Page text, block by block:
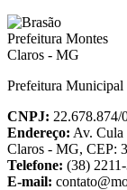
Prefeitura Municipal
CNPJ: 22.678.874/
Endereço: Av. Cula
Claros - MG, CEP:
Telefone: (38)
E-mail: